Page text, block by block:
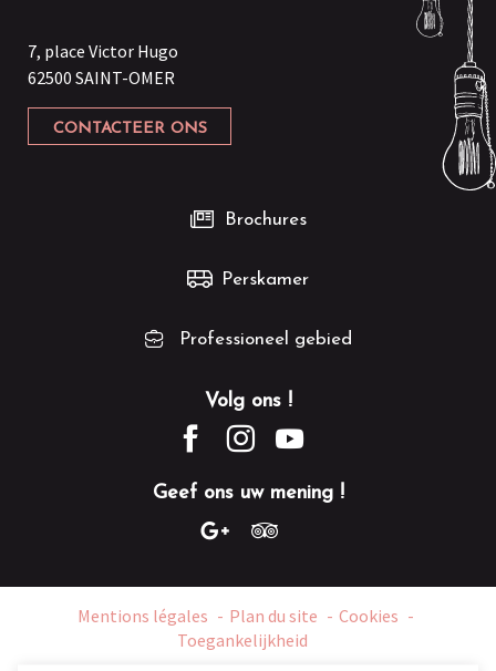
7, place Victor Hugo
62500 SAINT-OMER
CONTACTEER ONS
Volg ons !
Geef ons uw mening !
Brochures
Perskamer
Professioneel gebied
Mentions légales Plan du site
Cookies
Toegankelijkheid